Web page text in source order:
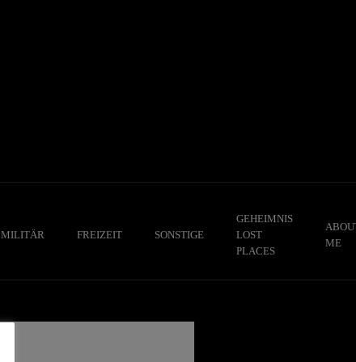
MILITÄR FREIZEIT SONSTIGE
GEHEIMNIS
LOST
PLACES
ME